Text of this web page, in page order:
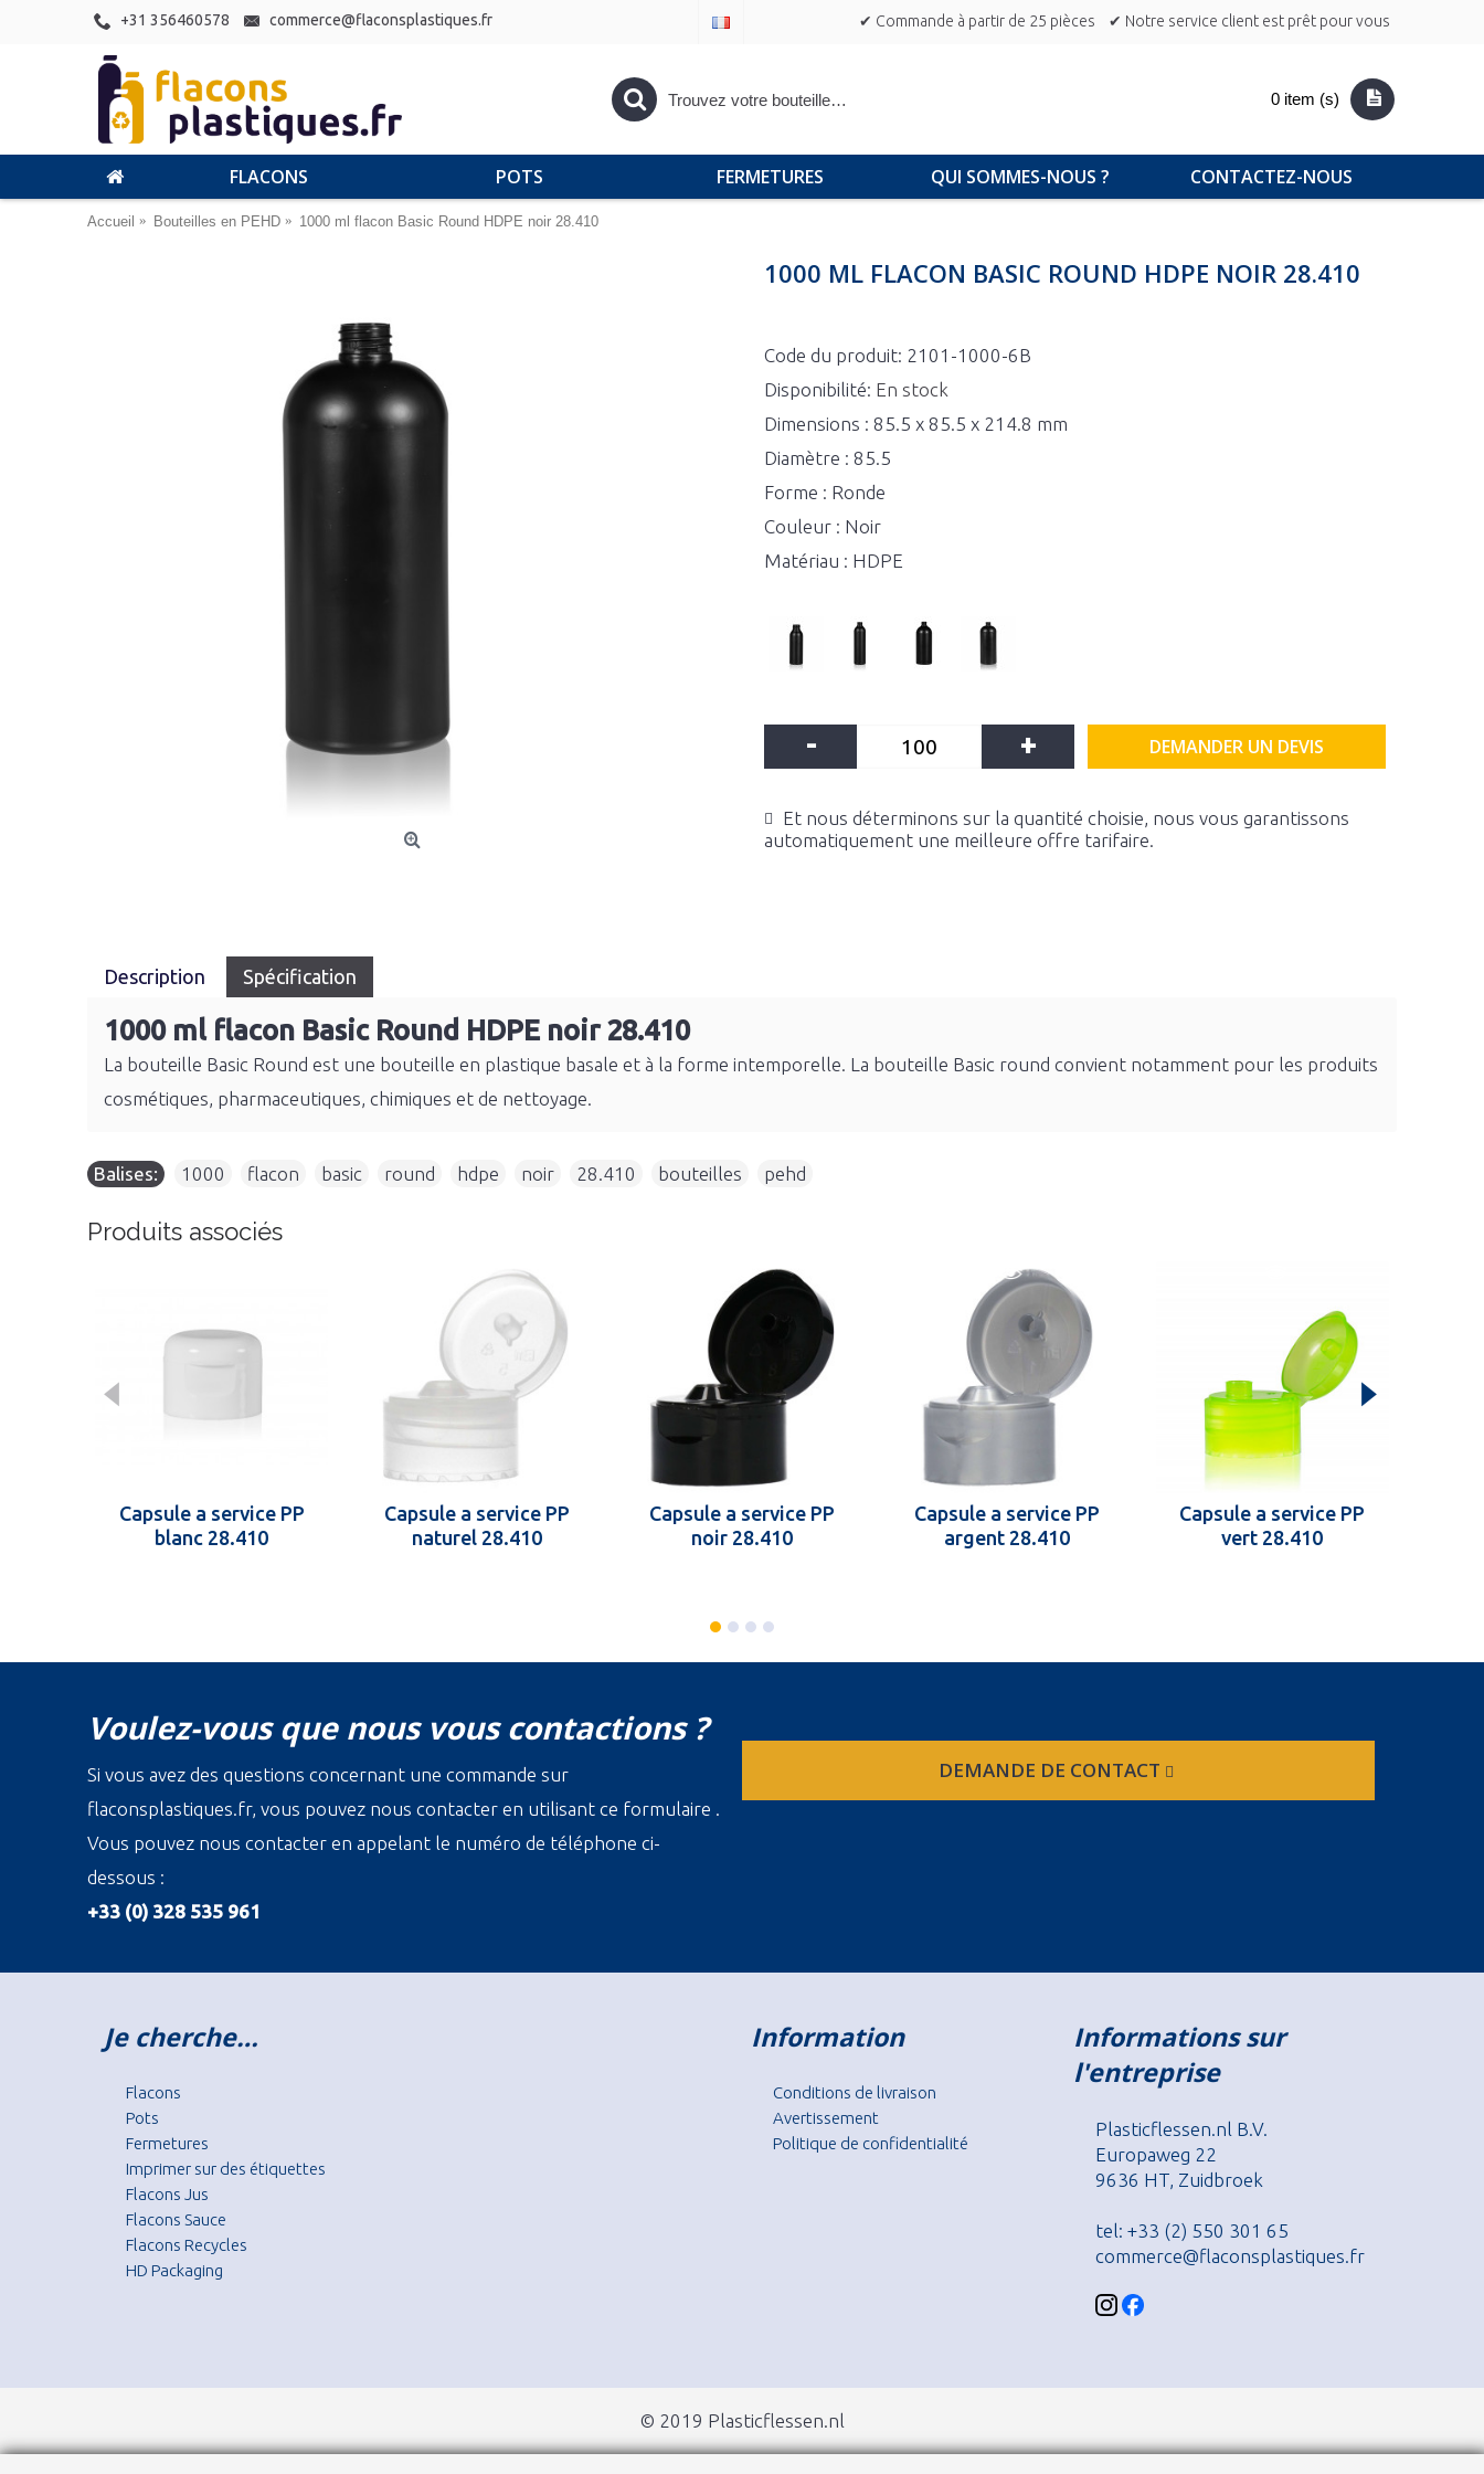
+31 356460578 commerce@flaconsplastiques.fr ✔ Commande à partir de 25 pièces ✔ Notre service client est prêt pour vous
0 item (s)
FLACONS POTS FERMETURES QUI SOMMES-NOUS ? CONTACTEZ-NOUS
Accueil Bouteilles en PEHD 1000 ml flacon Basic Round HDPE noir 28.410
1000 ML FLACON BASIC ROUND HDPE NOIR 28.410
Code du produit: 2101-1000-6B
Disponibilité: En stock
Dimensions : 85.5 x 85.5 x 214.8 mm
Diamètre : 85.5
Forme : Ronde
Couleur : Noir
Matériau : HDPE
- + DEMANDER UN DEVIS
Et nous déterminons sur la quantité choisie, nous vous garantissons
automatiquement une meilleure offre tarifaire.
Description Spécification
1000 ml flacon Basic Round HDPE noir 28.410
La bouteille Basic Round est une bouteille en plastique basale et à la forme intemporelle. La bouteille Basic round convient notamment pour les produits
cosmétiques, pharmaceutiques, chimiques et de nettoyage.
Balises: 1000 flacon basic round hdpe noir 28.410 bouteilles pehd
Produits associés
Capsule a service PP
blanc 28.410
Capsule a service PP
naturel 28.410
Capsule a service PP
noir 28.410
Capsule a service PP
argent 28.410
Capsule a service PP
vert 28.410
Voulez-vous que nous vous contactions ?
Si vous avez des questions concernant une commande sur
flaconsplastiques.fr, vous pouvez nous contacter en utilisant ce formulaire .
Vous pouvez nous contacter en appelant le numéro de téléphone ci-
dessous :
+33 (0) 328 535 961
DEMANDE DE CONTACT
Je cherche…
Flacons
Pots
Fermetures
Imprimer sur des étiquettes
Flacons Jus
Flacons Sauce
Flacons Recycles
HD Packaging
Information
Conditions de livraison
Avertissement
Politique de confidentialité
Informations sur
l'entreprise
Plasticflessen.nl B.V.
Europaweg 22
9636 HT, Zuidbroek
tel: +33 (2) 550 301 65
commerce@flaconsplastiques.fr
© 2019 Plasticflessen.nl